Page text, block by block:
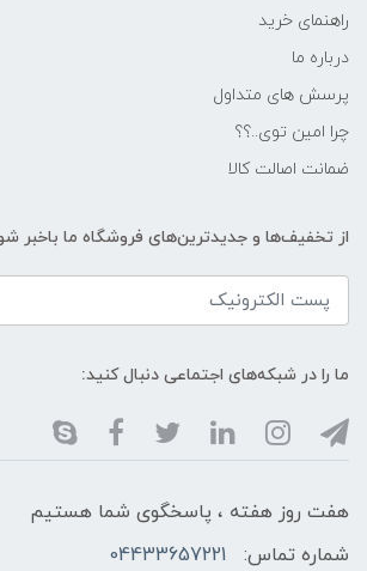
راهنمای خرید
درباره ما
پرسش های متداول
چرا امین توی..؟؟
ضمانت اصالت کالا
از تخفیف‌ها و جدیدترین‌های فروشگاه ما باخبر
ما را در شبکه‌های اجتماعی دنبال کنید:
هفت روز هفته ، پاسخگوی شما هستیم
شماره تماس:
04433657221